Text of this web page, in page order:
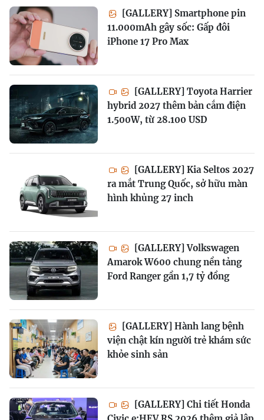
[GALLERY] Smartphone pin
11.000mAh gây sốc: Gấp đôi
iPhone 17 Pro Max
[GALLERY] Toyota Harrier
hybrid 2027 thêm bản cắm điện
1.500W, từ 28.100 USD
[GALLERY] Kia Seltos 2027
ra mắt Trung Quốc, sở hữu màn
hình khủng 27 inch
[GALLERY] Volkswagen
Amarok W600 chung nền tảng
Ford Ranger gần 1,7 tỷ đồng
[GALLERY] Hành lang bệnh
viện chật kín người trẻ khám sức
khỏe sinh sản
[GALLERY] Chi tiết Honda